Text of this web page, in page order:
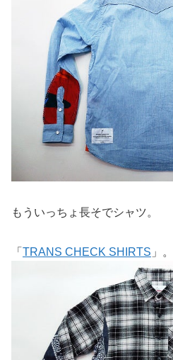
もういっちょ長そでシャツ。
「 TRANS CHECK SHIRTS 」。